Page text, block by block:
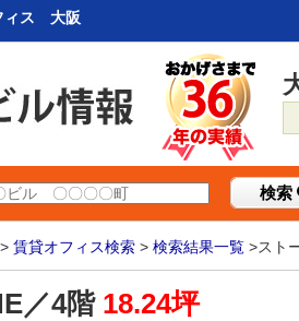
ィス 大阪
検索
賃貸オフィス検索 > 検索結果一覧 >スト
／4階 18.24坪